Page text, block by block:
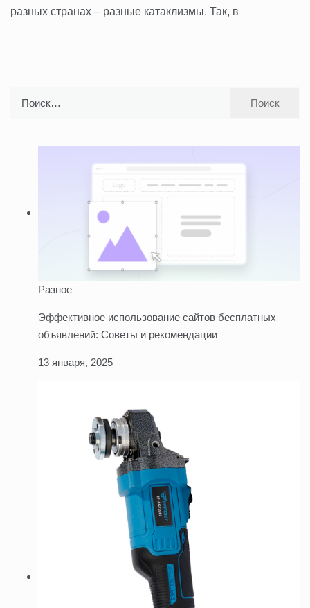
разных странах – разные катаклизмы. Так, в
Разное
Эффективное использование сайтов бесплатных
объявлений: Советы и рекомендации
13 января, 2025